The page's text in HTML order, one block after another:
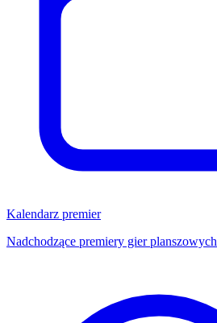
Kalendarz premier
Nadchodzące premiery gier planszowych